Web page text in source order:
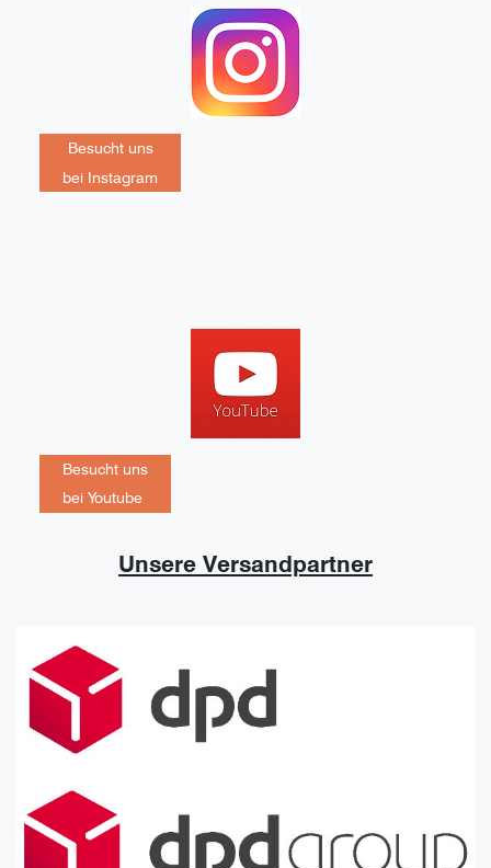
Besucht uns
bei Instagram
Besucht uns
bei Youtube
Unsere Versandpartner